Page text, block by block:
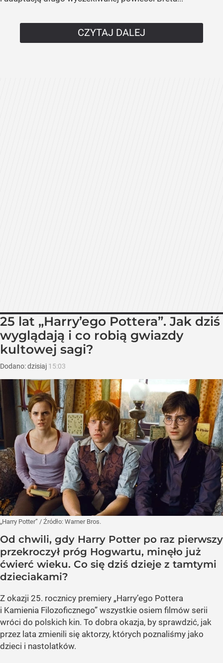
CZYTAJ DALEJ
25 lat „Harry’ego Pottera”. Jak dziś
wyglądają i co robią gwiazdy
kultowej sagi?
Dodano:dzisiaj 15:03
„Harry Potter” / Źródło: Warner Bros.
Od chwili, gdy Harry Potter po raz pierwszy
przekroczył próg Hogwartu, minęło już
ćwierć wieku. Co się dziś dzieje z tamtymi
dzieciakami?
Z okazji 25. rocznicy premiery „Harry’ego Pottera
i Kamienia Filozoficznego” wszystkie osiem filmów serii
wróci do polskich kin. To dobra okazja, by sprawdzić, jak
przez lata zmienili się aktorzy, których poznaliśmy jako
dzieci i nastolatków.